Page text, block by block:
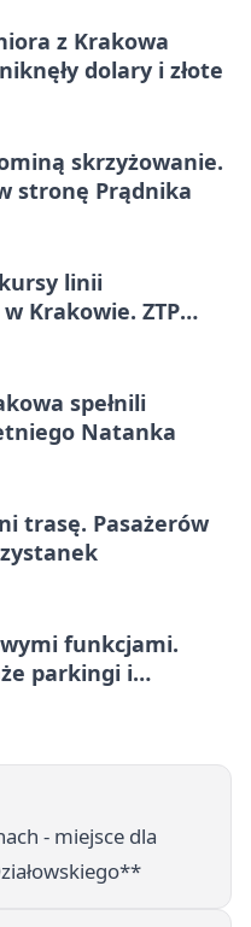
z Krakowa
dolary i złote
skrzyżowanie.
stronę Prądnika
linii
Krakowie. ZTP
spełnili
Natanka
trasę. Pasażerów
funkcjami.
parkingi i
- miejsce dla